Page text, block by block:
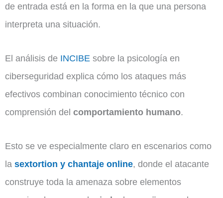
de entrada está en la forma en la que una persona
interpreta una situación.
El análisis de INCIBE sobre la psicología en
ciberseguridad explica cómo los ataques más
efectivos combinan conocimiento técnico con
comprensión del comportamiento humano.
Esto se ve especialmente claro en escenarios como
la sextortion y chantaje online, donde el atacante
construye toda la amenaza sobre elementos